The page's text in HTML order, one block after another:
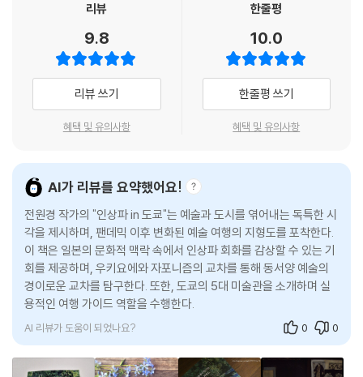
는 캔버스에 그려지지 않았지만 하늘의 색감과 구름의 움직임, 연못을 둘
러싼 나무들과 연못의 깊이까지도 감지하게 된다. 보이지 않는 것까지 느
낄 수 있게 만드는 힘, 그것이 물의 시적 정서를 표현하기 위해 반세기 가까
운 시간을 씨름해온 대가가 도달한 경지였다.
국립서양미술관의 1916년작 〈수련〉은 더 과감하며 캔버스 크기도 200센
티미터로 커졌다. 마쓰카타 고지로는 모네의 지베르니 스튜디오를 방문해
서 화가로부터 이 작품을 직접 구입했다. 이 작품이 마쓰카타의 마음에 든
작에 비해 한층 선명하고 대담했기 때문일 것이다.
---p.181
특히 모네가 흡족하게 여긴 부분은 호쿠사이의 우키요에에 자주 등장하는
반원형의 다리를 흉내 내어 만든 일본풍 다리다. 모네는 1899년과 1900
년 사이 다리와 연못, 주변의 나무를 담은 그림을 열여덟 점 그렸다. 그림에
는 버드나무, 초록빛 다리, 연못 위에 뜬 수련 등이 가득 차 있다. 자신의 의
도대로 ‘물의 정원’이 꾸며졌다는 모네의 만족감이 느껴진다. 하늘은 보이
지 않지만 연못 위의 공간이 충분히 그려져 있다. 이후 모네의 관심은 연못
의 수면에 비친 빛과 하늘의 반영, 그리고 수련으로 옮겨가게 된다.
---p.226
전체가 하나의 예술 체험이 되는 공간’으로 변모한다.
인상파 걸작들은 왜 도쿄 미술관에 모여 있을까?
모네와 고흐를 사로잡은 일본,
우리가 몰랐던 인상파의 진짜 이야기
『인상파 in 도쿄』는 19세기 파리에서 시작된 변화가 어떻게 일본으로 건너
속에서 차근차근 따라간다. 20세기 초 일본의 컬렉터들은 유럽을 오가며
인상파와 후기 인상파 작품을 적극적으로 수집했고, 그 결과 오늘날 도쿄
에는 인상파의 흐름을 한 도시 안에서 따라갈 수 있는 독특한 컬렉션이 형
성되었다. 이러한 배경은 단순한 사실의 나열이 아니라 하나의 이야기로
구성되며, 독자는 자연스럽게 미술사의 흐름을 이해하게 된다.
특히 이 책은 인상파와 일본의 관계를 설명하는 데 중요한 비중을 둔다. 쿠
빌라이 칸의 시대부터 데지마, 그리고 19세기 파리까지 이어지는 교류의
역사 속에서 우키요에는 인상파 화가들에게 강력한 영향을 미쳤다. 마네,
모네, 르누아르, 고흐에 이르기까지 많은 화가가 일본의 구도와 시선을 받
아들이며 새로운 회화를 만들어냈고, 이러한 흐름은 ‘자포니즘’이라는 이
리뷰
9.8
리뷰 쓰기
혜택 및 유의사항
한줄평
10.0
한줄평 쓰기
혜택 및 유의사항
AI가 리뷰를 요약했어요!
전원경 작가의 "인상파 in 도쿄"는 예술과 도시를 엮어내는 독특한 시
각을 제시하며, 팬데믹 이후 변화된 예술 여행의 지형도를 포착한다.
이 책은 일본의 문화적 맥락 속에서 인상파 회화를 감상할 수 있는 기
회를 제공하며, 우키요에와 자포니즘의 교차를 통해 동서양 예술의
경이로운 교차를 탐구한다. 또한, 도쿄의 5대 미술관을 소개하며 실
용적인 여행 가이드 역할을 수행한다.
AI 리뷰가 도움이 되었나요? 0 0